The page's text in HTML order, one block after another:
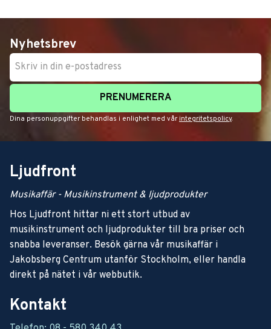
Nyhetsbrev
PRENUMERERA
Dina personuppgifter behandlas i enlighet med vår integritetspolicy.
Ljudfront
Musikaffär - Musikinstrument & ljudprodukter
Hos Ljudfront hittar ni ett stort utbud av
musikinstrument och ljudprodukter till bra priser och
snabba leveranser. Besök gärna vår musikaffär i
Jakobsberg Centrum utanför Stockholm, eller handla
direkt på nätet i vår webbutik.
Kontakt